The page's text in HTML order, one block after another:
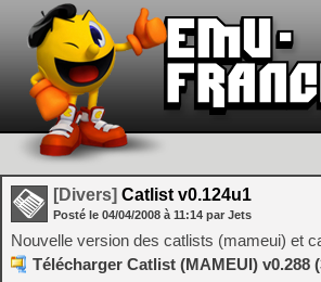
[Divers] Catlist v0.124u1
Posté le 04/04/2008 à 11:14 par Jets
Nouvelle version des catlists (mameui) et
Télécharger Catlist (MAMEUI) v0.288